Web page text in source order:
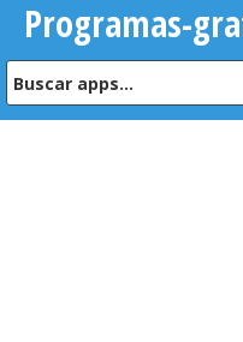
Programas-